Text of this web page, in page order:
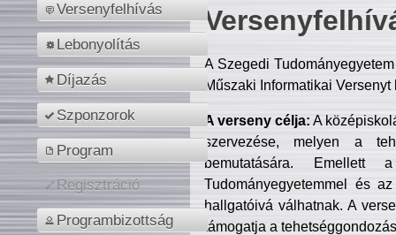
Versenyfelhívás
Lebonyolítás
Díjazás
Szponzorok
Program
Regisztráció
Programbizottság
A Szegedi
Műszaki Informatikai
A verseny célja: A
szervezése, melyen a
bemutatására. Emellett
Tudományegyetemmel és
hallgatóivá válhatnak. A
támogatja a